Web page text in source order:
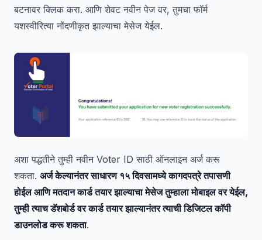
बटनावर क्लिक करा. आणि शेवट नवीन पेज वर, तुमचा फॉर्म
यशस्वीरित्या नोंदणीकृत झाल्याचा मेसेज येईल.
अशा पद्धतीने तुम्ही नवीन Voter ID साठी ऑनलाइन अर्ज करू
शकता. अर्ज केल्यानंतर साधारण १५ दिवसामध्ये कागदपत्रे तपासणी
होईल आणि मतदान कार्ड तयार झाल्याचा मेसेज तुम्हाला मोबाइल वर येईल,
तुम्ही त्याच डॅशबोर्ड वर कार्ड तयार झाल्यानंतर त्याची डिजिटल कॉपी
डाउनलोड करू शकता.